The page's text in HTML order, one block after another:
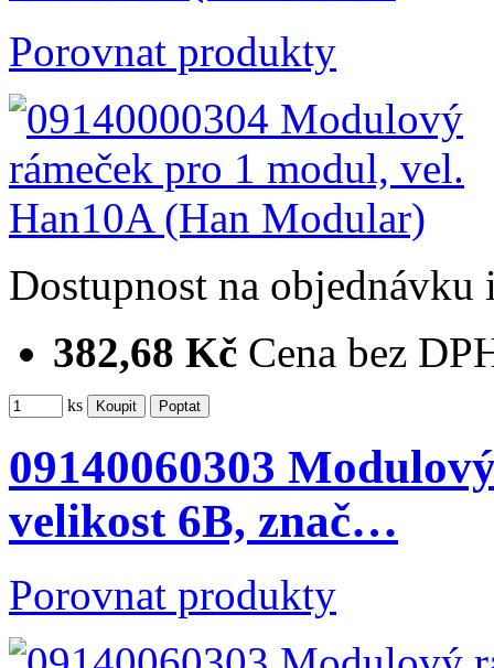
Porovnat produkty
Dostupnost na objednávku
382,68 Kč Cena bez
ks
09140060303
velikost 6B, znač…
Porovnat produkty